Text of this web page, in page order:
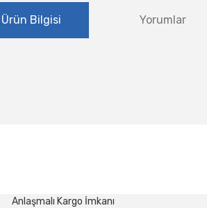
Ürün Bilgisi Yorumlar
Anlaşmalı Kargo İmkanı